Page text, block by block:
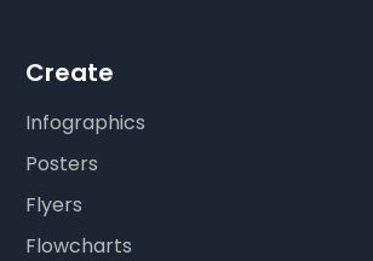
Create
Infographics
Posters
Flyers
Flowcharts